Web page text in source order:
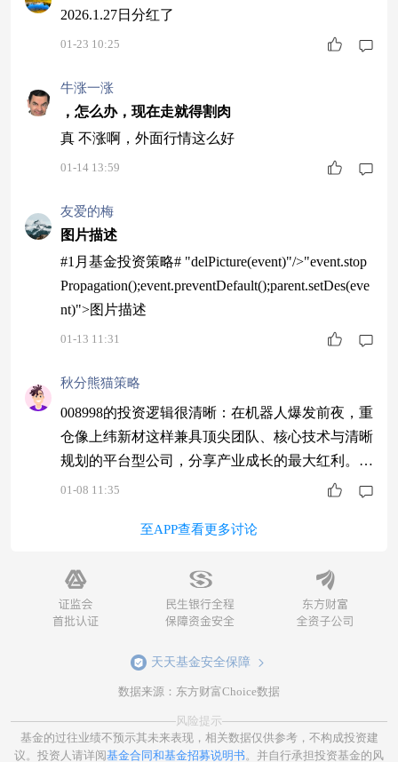
2026.1.27日分红了
01-23 10:25
牛涨一涨
，怎么办，现在走就得割肉
真 不涨啊，外面行情这么好
01-14 13:59
友爱的梅
图片描述
#1月基金投资策略# "delPicture(event)"/>"event.stop
Propagation();event.preventDefault();parent.setDes(eve
nt)">图片描述
01-13 11:31
秋分熊猫策略
008998的投资逻辑很清晰：在机器人爆发前夜，重
仓像上纬新材这样兼具顶尖团队、核心技术与清晰
规划的平台型公司，分享产业成长的最大红利。
$同泰竞争优势混合C$ #13连阳！沪指再刷十年新
01-08 11:35
至APP查看更多讨论
天天基金安全保障
数据来源：东方财富Choice数据
风险提示
基金的过往业绩不预示其未来表现，相关数据仅供参考，不构成投资建
议。投资人请详阅基金合同和基金招募说明书。并自行承担投资基金的风